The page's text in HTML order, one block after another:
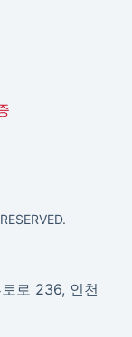
로 236, 인천